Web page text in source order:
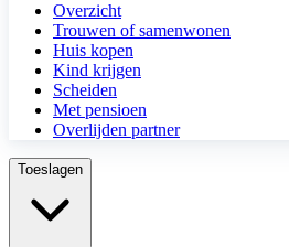
Overzicht
Trouwen of samenwonen
Huis kopen
Kind krijgen
Scheiden
Met pensioen
Overlijden partner
Toeslagen